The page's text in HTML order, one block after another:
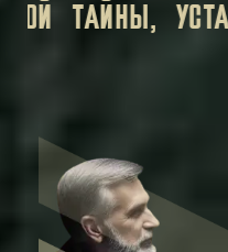
ИНФОРМАЦИЯ,